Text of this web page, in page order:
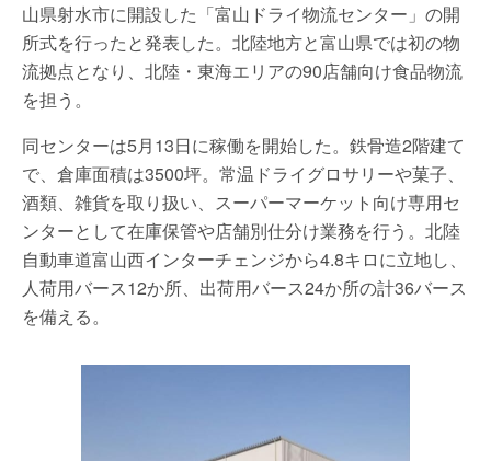
山県射水市に開設した「富山ドライ物流センター」の開
所式を行ったと発表した。北陸地方と富山県では初の物
流拠点となり、北陸・東海エリアの90店舗向け食品物流
を担う。
同センターは5月13日に稼働を開始した。鉄骨造2階建て
で、倉庫面積は3500坪。常温ドライグロサリーや菓子、
酒類、雑貨を取り扱い、スーパーマーケット向け専用セ
ンターとして在庫保管や店舗別仕分け業務を行う。北陸
自動車道富山西インターチェンジから4.8キロに立地し、
人荷用バース12か所、出荷用バース24か所の計36バース
を備える。